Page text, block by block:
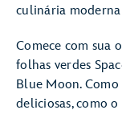
culinária moderna
Comece com sua
folhas verdes
Blue Moon.
deliciosas, como